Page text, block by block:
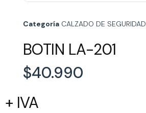
Categoría CALZADO DE SEGURIDAD
BOTIN LA-201
$40.990
+ IVA